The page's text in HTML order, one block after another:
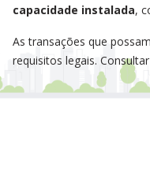
capacidade instalada,
As transações que
requisitos legais. Consultar